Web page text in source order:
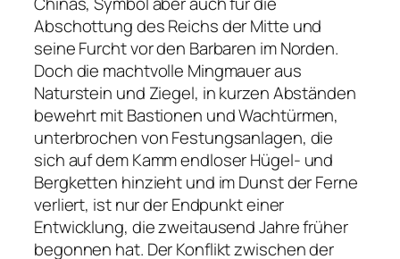
Abschottung des Reichs der Mitte und
seine Furcht vor den Barbaren im Norden.
Doch die machtvolle Mingmauer aus
Naturstein und Ziegel, in kurzen Abständen
bewehrt mit Bastionen und Wachtürmen,
unterbrochen von Festungsanlagen, die
sich auf dem Kamm endloser Hügel- und
Bergketten hinzieht und im Dunst der Ferne
verliert, ist nur der Endpunkt einer
Entwicklung, die zweitausend Jahre früher
begonnen hat. Der Konflikt zwischen der